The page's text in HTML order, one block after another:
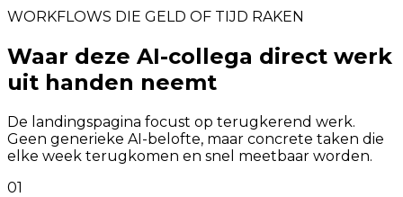
WORKFLOWS DIE GELD OF TIJD RAKEN
Waar deze AI-collega direct werk
uit handen neemt
De landingspagina focust op terugkerend werk.
Geen generieke AI-belofte, maar concrete taken die
elke week terugkomen en snel meetbaar worden.
01